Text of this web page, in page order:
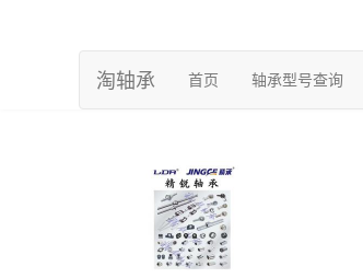
淘轴承 首页 (current)轴承型号查询